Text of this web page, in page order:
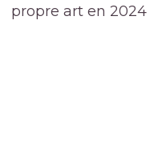
propre art en 2024